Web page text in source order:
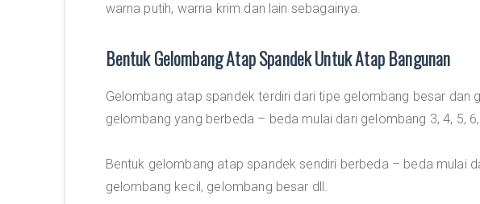
warna putih, warna krim dan lain sebagainya.
Bentuk Gelombang Atap Spandek Untuk Atap Bangunan
Gelombang atap spandek terdiri dari tipe gelombang besar dan
gelombang yang berbeda – beda mulai dari gelombang 3, 4, 5,
Bentuk gelombang atap spandek sendiri berbeda – beda mulai
gelombang kecil, gelombang besar dll.